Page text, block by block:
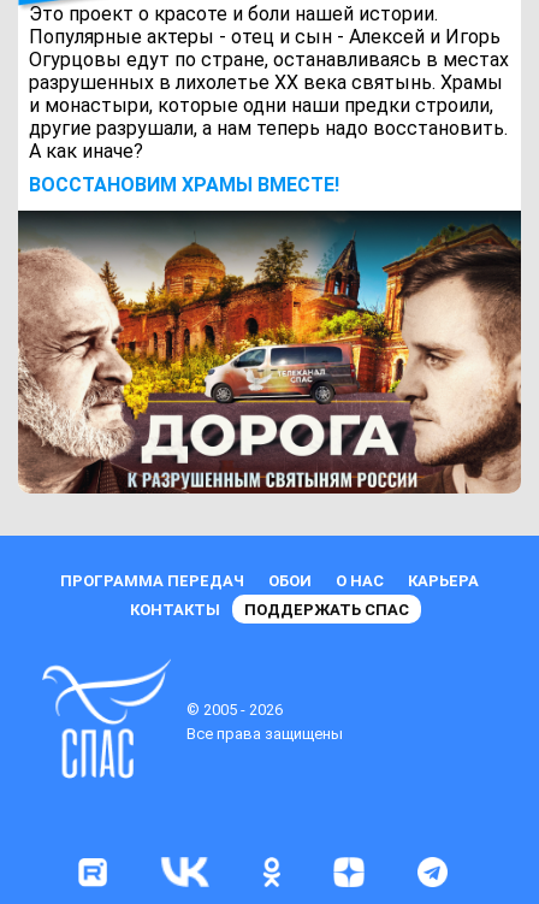
Это проект о красоте и боли нашей истории.
Популярные актеры - отец и сын - Алексей и Игорь
Огурцовы едут по стране, останавливаясь в местах
разрушенных в лихолетье ХХ века святынь. Храмы
и монастыри, которые одни наши предки строили,
другие разрушали, а нам теперь надо восстановить.
А как иначе?
ВОCСТАНОВИМ ХРАМЫ ВМЕСТЕ!
ПРОГРАММА ПЕРЕДАЧ ОБОИ О НАС
КАРЬЕРА
КОНТАКТЫ
ПОДДЕРЖАТЬ СПАС
© 2005 - 2026
Все права защищены